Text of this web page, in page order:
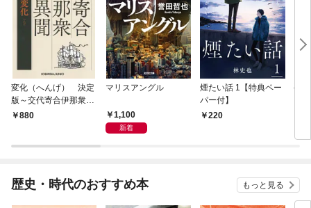
変化（へんげ） 決定
版～交代寄合伊那衆異
聞（1）～
880
マリスアングル
1,100
新着
煙たい話 1【特典ペー
パー付】
220
手
歴史・時代のおすすめ本 もっと見る